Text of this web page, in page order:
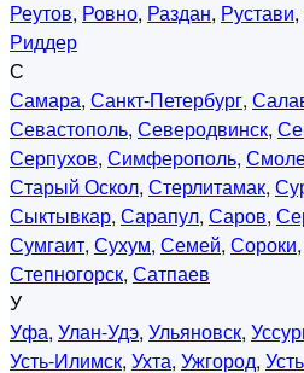
Реутов, Ровно, Раздан, Рустави,
Риддер
С
Самара, Санкт-Петербург,
Севастополь, Северодвинск,
Серпухов, Симферополь,
Старый Оскол, Стерлитамак,
Сыктывкар, Сарапул, Саров,
Сумгаит, Сухум, Семей, Сороки,
Степногорск, Сатпаев
У
Уфа, Улан-Удэ, Ульяновск,
Усть-Илимск, Ухта, Ужгород,